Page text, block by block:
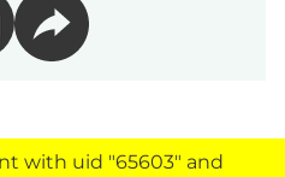
with uid "65603" and